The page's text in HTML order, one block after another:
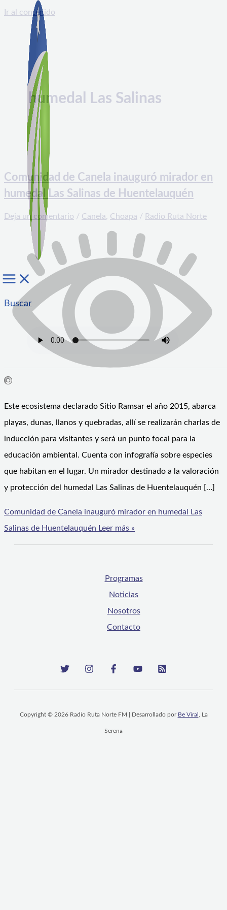
Ir al contenido
Buscar
humedal Las Salinas
Comunidad de Canela inauguró mirador en
humedal Las Salinas de Huentelauquén
Deja un comentario / Canela, Choapa / Radio Ruta Norte
Este ecosistema declarado Sitio Ramsar el año 2015, abarca
playas, dunas, llanos y quebradas, allí se realizarán charlas de
inducción para visitantes y será un punto focal para la
educación ambiental. Cuenta con infografía sobre especies
que habitan en el lugar. Un mirador destinado a la valoración
y protección del humedal Las Salinas de Huentelauquén […]
Comunidad de Canela inauguró mirador en humedal Las
Salinas de Huentelauquén Leer más »
Programas
Noticias
Nosotros
Contacto
Copyright © 2026 Radio Ruta Norte FM | Desarrollado por Be Viral , La
Serena